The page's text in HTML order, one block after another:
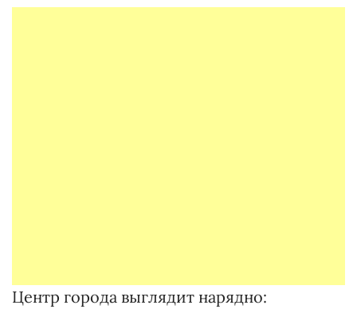
Центр города выглядит нарядно: